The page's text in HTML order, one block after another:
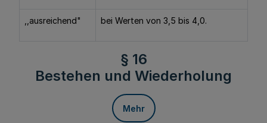
,,ausreichend" bei Werten von 3,5 bis 4,0.
§ 16
Bestehen und Wiederholung
Mehr